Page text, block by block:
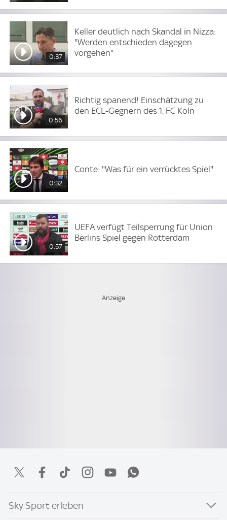
0:37
Keller deutlich nach Skandal in Nizza:
"Werden entschieden dagegen
vorgehen"
0:56
Richtig spanend! Einschätzung zu
den ECL-Gegnern des 1. FC Köln
0:32
Conte: "Was für ein verrücktes Spiel"
0:57
UEFA verfügt Teilsperrung für Union
Berlins Spiel gegen Rotterdam
Sky Sport erleben